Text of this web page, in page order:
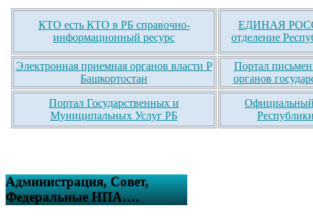
КТО есть КТО в РБ справочно-
информационный ресурс
ЕДИНАЯ
отделение
Электронная приемная органов власти Р
Башкортостан
Портал
органов
Портал Государственных и
Муниципальных Услуг РБ
Официальный
Администрация, Совет,
Федеральные НПА….